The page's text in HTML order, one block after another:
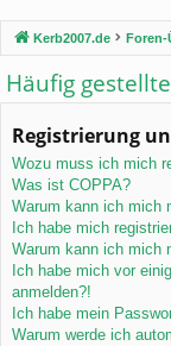
Kerb2007.de Foren-
Häufig
Registrierung
Wozu muss ich mich
Was ist COPPA?
Warum kann ich mich
Ich habe mich
Warum kann ich mich
Ich habe mich vor
anmelden?!
Ich habe mein
Warum werde ich